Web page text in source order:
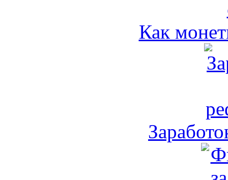
Как